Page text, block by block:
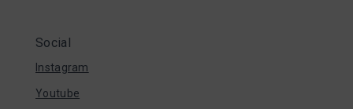
Social
Instagram
Youtube